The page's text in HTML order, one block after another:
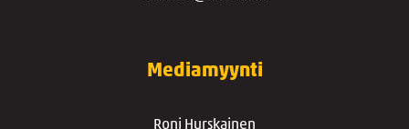
Mediamyynti
Roni Hurskainen